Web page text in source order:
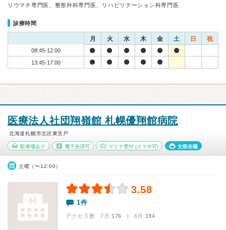
リウマチ専門医、整形外科専門医、リハビリテーション科専門医
診療時間
月 火 水 木 金 土 日 祝
08:45-12:00
13:45-17:00
医療法人社団翔嶺館 札幌優翔館病院
北海道札幌市北区東茨戸
駐車場あり 電子決済可 マイナ受付 (スマホ可) 女医在籍
土曜（〜12:00）
3.58
1件
アクセス数 7月:176 | 6月:194